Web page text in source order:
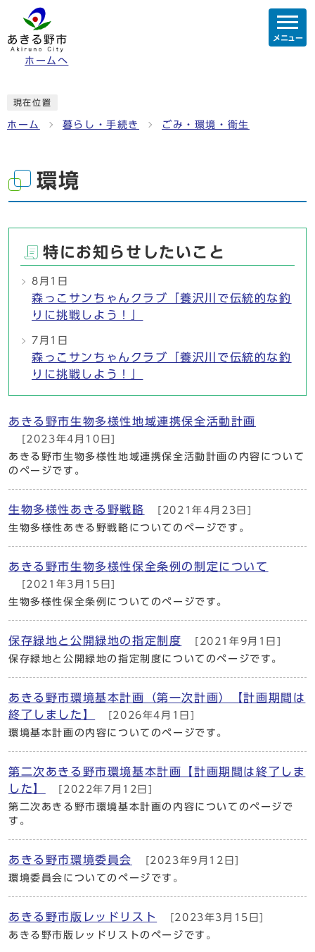
ホームへ
メニュー
現在位置
ホーム 暮らし・手続き ごみ・環境・衛生
環境
特にお知らせしたいこと
8月1日
森っこサンちゃんクラブ「養沢川で伝統的な釣
りに挑戦しよう！」
7月1日
森っこサンちゃんクラブ「養沢川で伝統的な釣
りに挑戦しよう！」
あきる野市生物多様性地域連携保全活動計画
[2023年4月10日]
あきる野市生物多様性地域連携保全活動計画の内容について
のページです。
生物多様性あきる野戦略
[2021年4月23日]
生物多様性あきる野戦略についてのページです。
あきる野市生物多様性保全条例の制定について
[2021年3月15日]
生物多様性保全条例についてのページです。
保存緑地と公開緑地の指定制度
[2021年9月1日]
保存緑地と公開緑地の指定制度についてのページです。
あきる野市環境基本計画（第一次計画）【計画期間は
終了しました】
[2026年4月1日]
環境基本計画の内容についてのページです。
第二次あきる野市環境基本計画【計画期間は終了しま
した】
[2022年7月12日]
第二次あきる野市環境基本計画の内容についてのページで
す。
あきる野市環境委員会
[2023年9月12日]
環境委員会についてのページです。
あきる野市版レッドリスト
[2023年3月15日]
あきる野市版レッドリストのページです。